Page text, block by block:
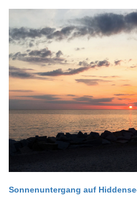
Sonnenuntergang auf